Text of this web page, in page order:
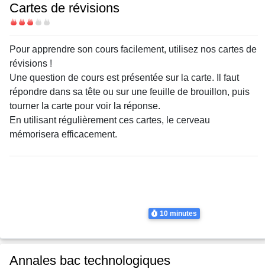
Cartes de révisions
Difficulté
Body
Pour apprendre son cours facilement, utilisez nos cartes de
révisions !
Une question de cours est présentée sur la carte. Il faut
répondre dans sa tête ou sur une feuille de brouillon, puis
tourner la carte pour voir la réponse.
En utilisant régulièrement ces cartes, le cerveau
mémorisera efficacement.
Durée
10 minutes
Annales bac technologiques